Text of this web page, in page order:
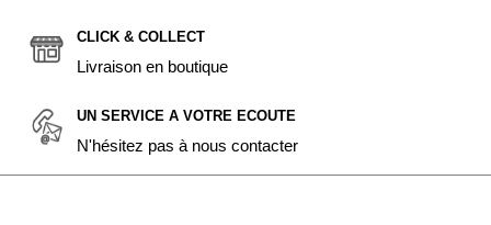
CLICK & COLLECT
Livraison en boutique
UN SERVICE A VOTRE ECOUTE
N'hésitez pas à nous contacter